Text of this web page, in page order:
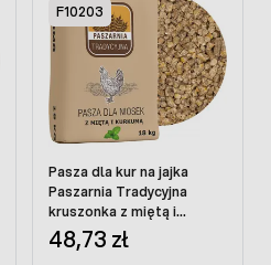
F10203
Pasza dla kur na jajka
Paszarnia Tradycyjna
kruszonka z miętą i
kurkumą 18 kg
48,73 zł